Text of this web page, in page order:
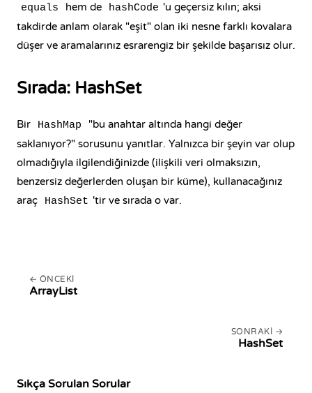
equals hem de hashCode 'u geçersiz kılın; aksi
takdirde anlam olarak "eşit" olan iki nesne farklı kovalara
düşer ve aramalarınız esrarengiz bir şekilde başarısız olur.
Sırada: HashSet
Bir HashMap
"bu anahtar altında hangi değer
saklanıyor?" sorusunu yanıtlar. Yalnızca bir şeyin var olup
olmadığıyla ilgilendiğinizde (ilişkili veri olmaksızın,
benzersiz değerlerden oluşan bir küme), kullanacağınız
araç
HashSet 'tir ve sırada o var.
ÖNCEKI
ArrayList
SONRAKI
HashSet
Sıkça Sorulan Sorular